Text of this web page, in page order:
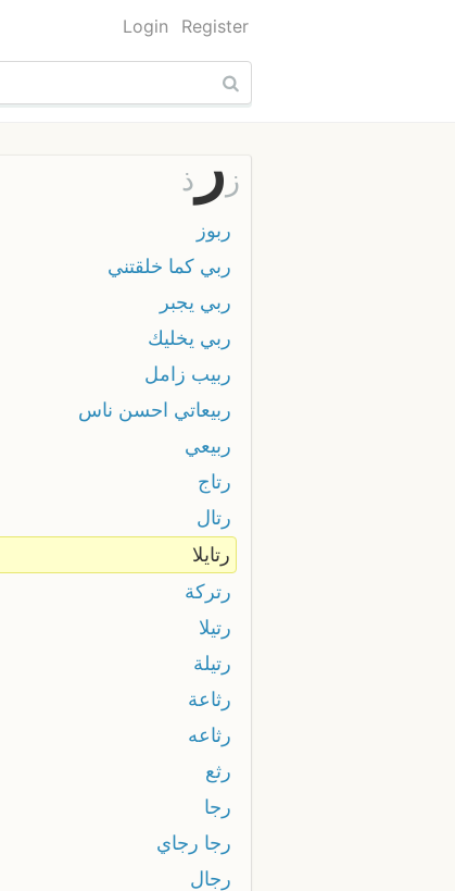
Login Register
ذ ر ز
ربوز
ربي كما خلقتني
ربي يجبر
ربي يخليك
ربيب زامل
ربيعاتي احسن ناس
ربيعي
رتاج
رتال
رتايلا
رتركة
رتيلا
رتيلة
رثاعة
رثاعه
رثع
رجا
رجا رجاي
رجال